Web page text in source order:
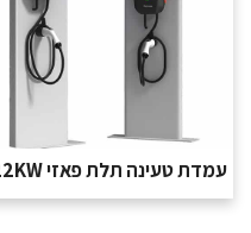
עמדת טעינה תלת פאזי 22KW